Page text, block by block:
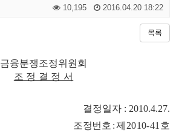
10,195
2016.04.20 18:22
목록
금융분쟁조정위원회
조 정 결 정 서
결정일자 : 2010.4.27.
조정번호 :제 2010-41 호